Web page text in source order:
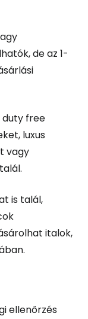
de az 1-
duty free
luxus
vagy
is talál,
italok,
ellenőrzés